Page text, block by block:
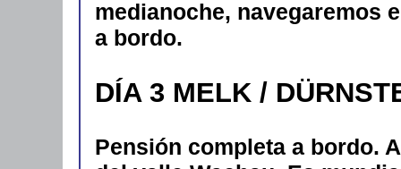
medianoche, navegaremos
a bordo.
DÍA 3 MELK /
Pensión completa a bordo.